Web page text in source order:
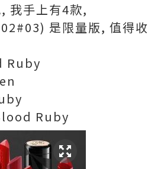
我手上有4款,
是限量版, 值得收
Ruby
Ruby